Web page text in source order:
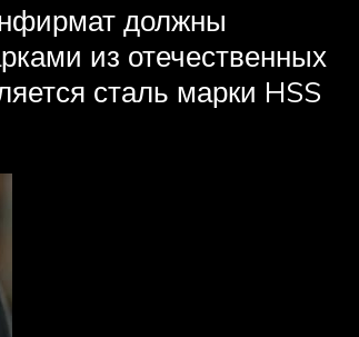
должны
из отечественных
сталь марки HSS